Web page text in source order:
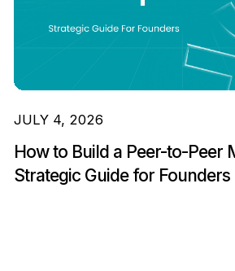
JULY 4, 2026
How to Build a Peer-to-Peer
Strategic Guide for Founders